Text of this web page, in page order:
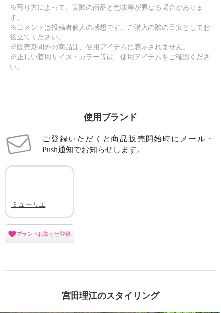
※写り方によって、実際の商品と色味等が異なる場合がありま
す。
※コメントは投稿者個人の感想です。ご購入の際の目安としてお
役立てください。
※販売期間外の商品は、使用アイテムに表示されません。
※正しい着用サイズ・カラー等は、使用アイテムをご確認くださ
い。
使用ブランド
ご登録いただくと商品販売開始時にメール・
Push通知でお知らせします。
ミューリエ
ブランドお知らせ登録
宮田理江のスタイリング